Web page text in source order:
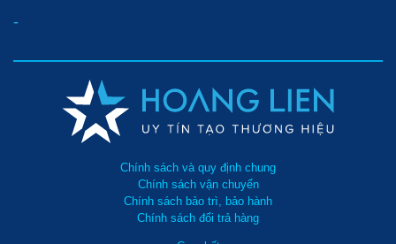
-
Chính sách và quy định chung
Chính sách vận chuyển
Chính sách bảo trì, bảo hành
Chính sách đổi trả hàng